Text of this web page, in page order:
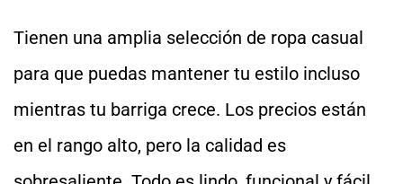
Tienen una amplia selección de ropa casual
para que puedas mantener tu estilo incluso
mientras tu barriga crece. Los precios están
en el rango alto, pero la calidad es